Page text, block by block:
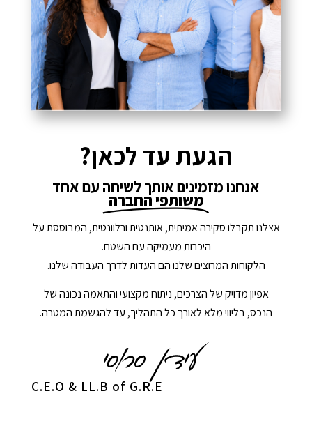
הגעת עד לכאן?
אנחנו מזמינים אותך לשיחה עם אחד
משותפי החברה
אצלנו תקבלו סקירה אמיתית, אותנטית ורלוונטית, המבוססת על
היכרות מעמיקה עם השטח.
הלקוחות המרוצים שלנו הם העדות לדרך העבודה שלנו.
אפיון מדויק של הצרכים, ניתוח מקצועי והתאמה נכונה של
הנכס, בליווי מלא לאורך כל התהליך, עד להגשמת המטרה.
C.E.O & LL.B of G.R.E